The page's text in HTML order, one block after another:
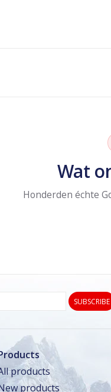
Wat
Honderden échte
SUBSCRIBE
products
products